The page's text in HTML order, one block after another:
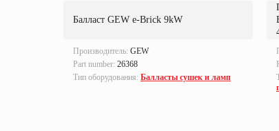
Балласт GEW e-Brick 9kW
Производитель: GEW
Part number: 26368
Тип оборудования: Балласты сушек и ламп